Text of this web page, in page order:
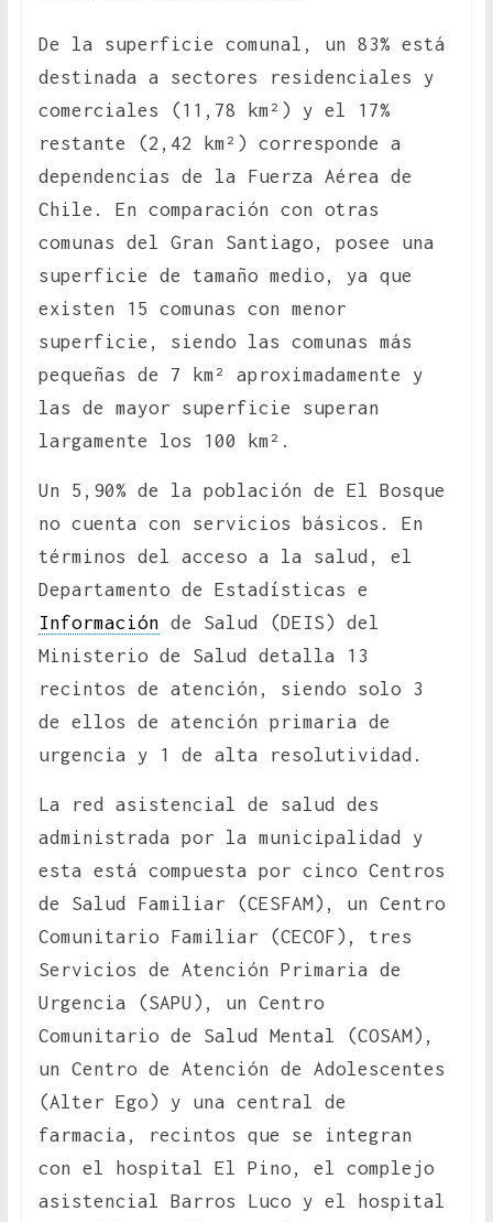
De la superficie comunal, un 83% está
destinada a sectores residenciales y
comerciales (11,78 km²) y el 17%
restante (2,42 km²) corresponde a
dependencias de la Fuerza Aérea de
Chile. En comparación con otras
comunas del Gran Santiago, posee una
superficie de tamaño medio, ya que
existen 15 comunas con menor
superficie, siendo las comunas más
pequeñas de 7 km² aproximadamente y
las de mayor superficie superan
largamente los 100 km².
Un 5,90% de la población de El Bosque
no cuenta con servicios básicos. En
términos del acceso a la salud, el
Departamento de Estadísticas e
Información de Salud (DEIS) del
Ministerio de Salud detalla 13
recintos de atención, siendo solo 3
de ellos de atención primaria de
urgencia y 1 de alta resolutividad.
La red asistencial de salud des
administrada por la municipalidad y
esta está compuesta por cinco Centros
de Salud Familiar (CESFAM), un Centro
Comunitario Familiar (CECOF), tres
Servicios de Atención Primaria de
Urgencia (SAPU), un Centro
Comunitario de Salud Mental (COSAM),
un Centro de Atención de Adolescentes
(Alter Ego) y una central de
farmacia, recintos que se integran
con el hospital El Pino, el complejo
asistencial Barros Luco y el hospital